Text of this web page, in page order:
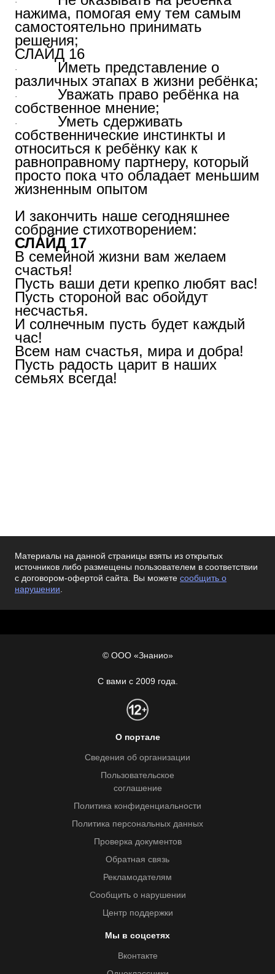
·
нажима, помогая ему тем самым
самостоятельно принимать
решения;
СЛАЙД 16
·
Иметь представление о
различных этапах в жизни ребёнка;
·
Уважать право ребёнка на
собственное мнение;
·
Уметь сдерживать
собственнические инстинкты и
относиться к ребёнку как к
равноправному партнеру, который
просто пока что обладает меньшим
жизненным опытом
И закончить наше сегодняшнее
собрание стихотворением:
СЛАЙД 17
В семейной жизни вам желаем
счастья!
Пусть ваши дети крепко любят вас!
Пусть стороной вас обойдут
несчастья.
И солнечным пусть будет каждый
час!
Всем нам счастья, мира и добра!
Пусть радость царит в наших
семьях всегда!
Материалы на данной страницы взяты из открытых
источников либо размещены пользователем в соответствии
с договором-офертой сайта. Вы можете сообщить о
нарушении.
© ООО «Знанио»
С вами с 2009 года.
О портале
Сведения об организации
Пользовательское
соглашение
Политика конфиденциальности
Политика персональных данных
Проверка документов
Обратная связь
Рекламодателям
Сообщить о нарушении
Центр поддержки
Мы в соцсетях
Вконтакте